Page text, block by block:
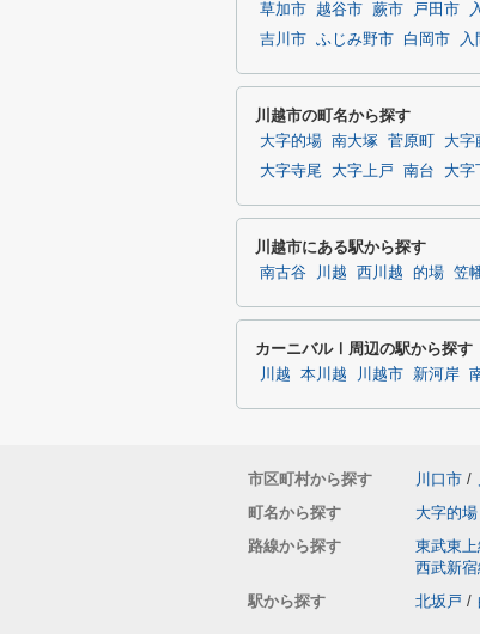
草加市
越谷市 蕨市 戸田市
吉川市 ふじみ野市 白岡市 入
川越市の町名から探す
大字的場 南大塚 菅原町 大字
大字寺尾
大字上戸 南台 大字
川越市にある駅から探す
南古谷 川越 西川越 的場 笠
カーニバルⅠ周辺の駅から探す
川越 本川越 川越市 新河岸
市区町村から探す 川口市 /
町名から探す
大字的場
路線から探す
東武東上
西武新宿
駅から探す
北坂戸 /